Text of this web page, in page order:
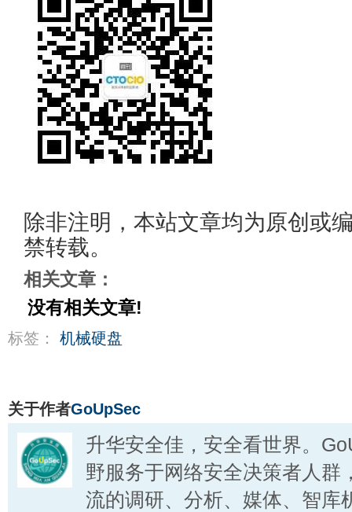
除非注明，本站文章均为原创或
禁转载。
相关文章：
没有相关文章!
标签： 机械硬盘
关于作者GoUpSec
升华安全佳，安全看世界。
野服务于网络安全决策者人群
流的调研、分析、媒体、智库